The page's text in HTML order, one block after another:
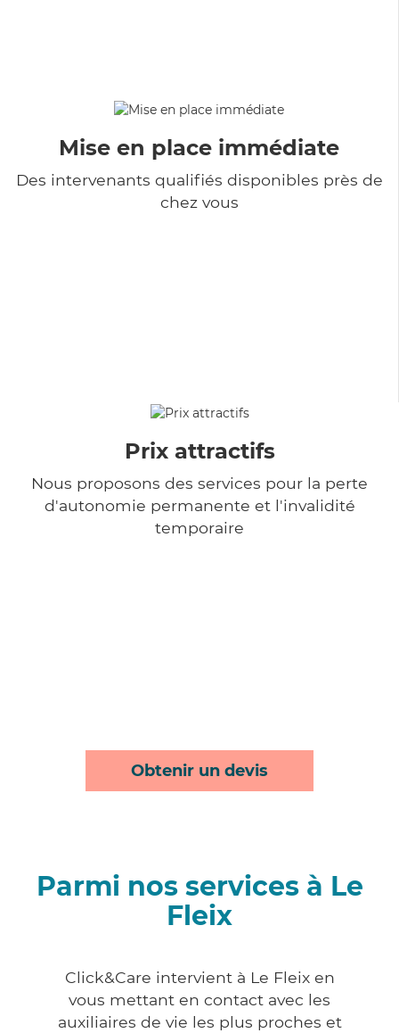
Mise en place immédiate
Des intervenants qualifiés disponibles près de
chez vous
Prix attractifs
Nous proposons des services pour la perte
d'autonomie permanente et l'invalidité
temporaire
Obtenir un devis
Parmi nos services à Le
Fleix
Click&Care intervient à Le Fleix en
vous mettant en contact avec les
auxiliaires de vie les plus proches et